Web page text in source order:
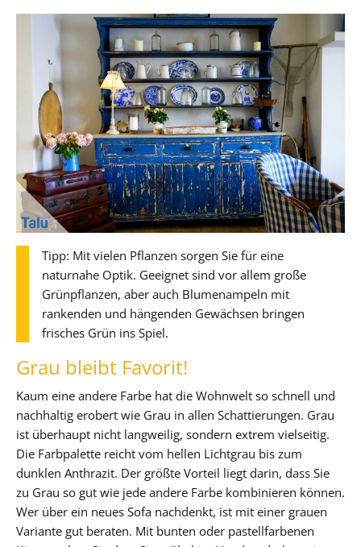
Tipp: Mit vielen Pflanzen sorgen Sie für eine
naturnahe Optik. Geeignet sind vor allem große
Grünpflanzen, aber auch Blumenampeln mit
rankenden und hängenden Gewächsen bringen
frisches Grün ins Spiel.
Grau bleibt Favorit!
Kaum eine andere Farbe hat die Wohnwelt so schnell und
nachhaltig erobert wie Grau in allen Schattierungen. Grau
ist überhaupt nicht langweilig, sondern extrem vielseitig.
Die Farbpalette reicht vom hellen Lichtgrau bis zum
dunklen Anthrazit. Der größte Vorteil liegt darin, dass Sie
zu Grau so gut wie jede andere Farbe kombinieren können.
Wer über ein neues Sofa nachdenkt, ist mit einer grauen
Variante gut beraten. Mit bunten oder pastellfarbenen